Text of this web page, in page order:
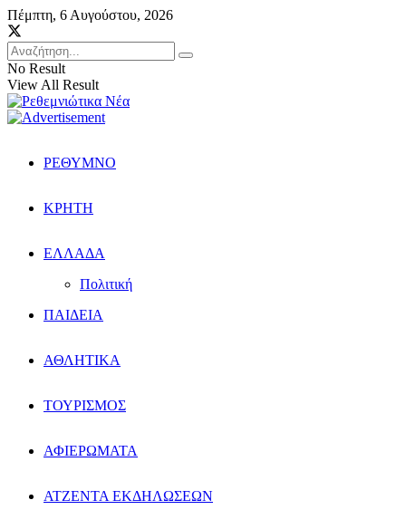
Πέμπτη, 6 Αυγούστου, 2026
No Result
View All Result
ΡΕΘΥΜΝΟ
ΚΡΗΤΗ
ΕΛΛΑΔΑ
Πολιτική
ΠΑΙΔΕΙΑ
ΑΘΛΗΤΙΚΑ
ΤΟΥΡΙΣΜΟΣ
ΑΦΙΕΡΩΜΑΤΑ
ΑΤΖΕΝΤΑ ΕΚΔΗΛΩΣΕΩΝ